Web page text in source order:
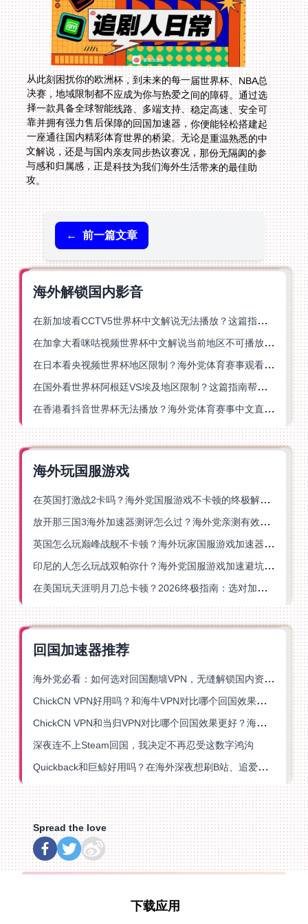
从此刻困扰你的欧洲杯，到未来的每一届世界杯、NBA总
决赛，地域限制都不应成为你与热爱之间的障碍。通过选
择一款具备全球智能线路、多端支持、稳定高速、安全可
靠并拥有强力售后保障的回国加速器，你便能轻松搭建起
一座通往国内精彩体育世界的桥梁。无论是重温熟悉的中
文解说，还是与国内亲友同步热议赛况，那份无隔阂的参
与感和归属感，正是科技为我们海外生活带来的最佳助
攻。
← 前一篇文章
海外解锁国内影音
在新加坡看CCTV5世界杯中文解说无法播放？这篇指南帮你解锁海外体育直播自由
在加拿大看咪咕视频世界杯中文解说当前地区不可播放？这篇指南帮你一键解决
在日本看央视频世界杯地区限制？海外党体育赛事观看终极指南
在国外看世界杯阿根廷VS埃及地区限制？这篇指南帮你搞定中文直播+解说
在香港看抖音世界杯无法播放？海外党体育赛事中文直播终极指南
海外玩国服游戏
在英国打激战2卡吗？海外党国服游戏不卡顿的终极解决方案
放开那三国3海外加速器测评怎么过？海外党亲测有效的国服游戏加速指南
英国怎么玩巅峰战舰不卡顿？海外玩家国服游戏加速器终极指南
印尼的人怎么玩战双帕弥什？海外党国服游戏加速避坑指南
在美国玩天涯明月刀总卡顿？2026终极指南：选对加速器让你丝滑连招
回国加速器推荐
海外党必看：如何选对回国翻墙VPN，无缝解锁国内资源？
ChickCN VPN好用吗？和海牛VPN对比哪个回国效果更好？
ChickCN VPN和当归VPN对比哪个回国效果更好？海外党亲测后选了它
深夜连不上Steam回国，我决定不再忍受这数字鸿沟
Quickback和巨鲸好用吗？在海外深夜想刷B站、追爱奇艺的你，或许正需要这份答案
Spread the love
下载应用